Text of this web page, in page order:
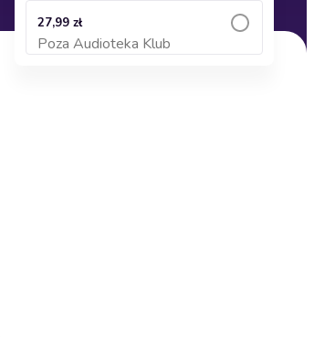
27,99 zł
Poza Audioteka Klub
Dodaj do koszyka